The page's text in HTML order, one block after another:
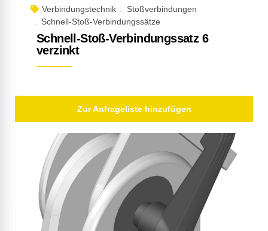
Verbindungstechnik
Stoßverbindungen
Schnell-Stoß-Verbindungssätze
Schnell-Stoß-Verbindungssatz 6
verzinkt
Zur Anfrageliste hinzufügen